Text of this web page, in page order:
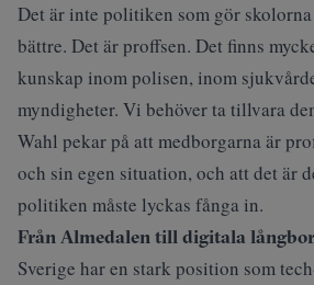
Det är inte politiken som gör
bättre. Det är proffsen. Det finns
kunskap inom polisen, inom
myndigheter. Vi behöver ta tillvara
Wahl pekar på att medborgarna är
och sin egen situation, och att det är
politiken måste lyckas fånga in.
Från Almedalen till digitala
Sverige har en stark position som